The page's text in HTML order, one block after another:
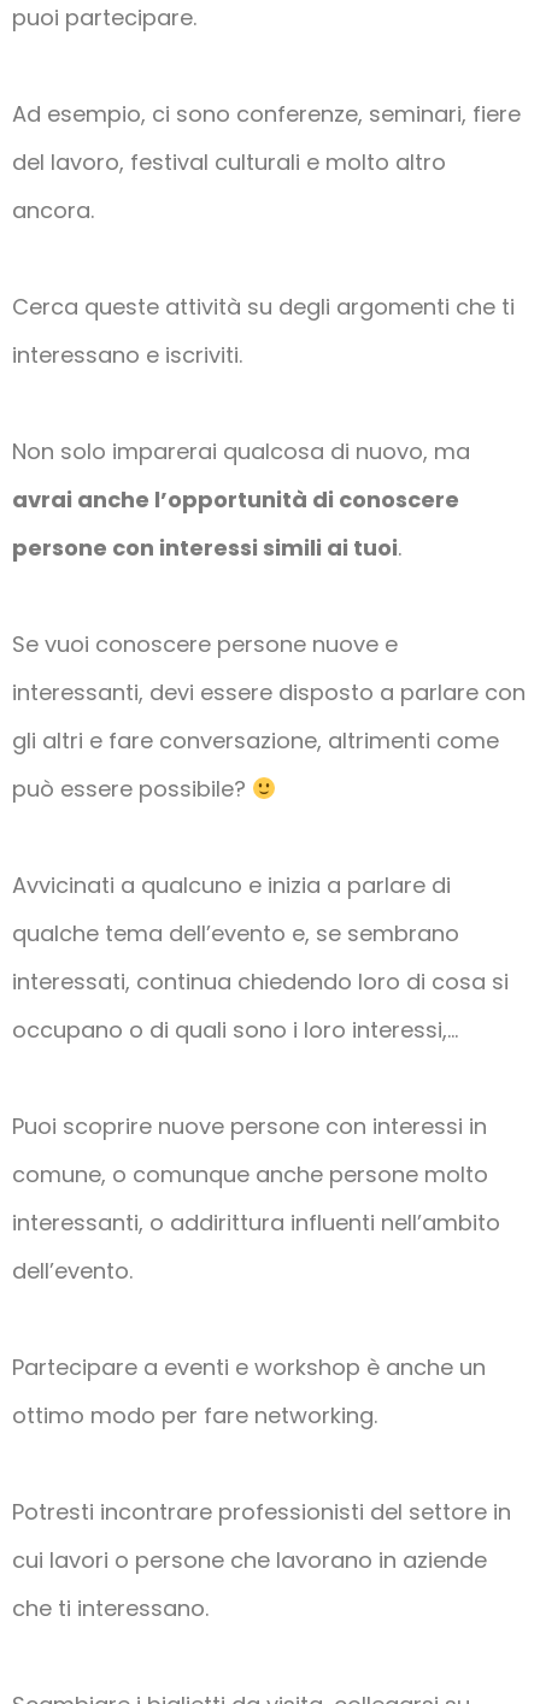
puoi partecipare.
Ad esempio, ci sono conferenze, seminari, fiere
del lavoro, festival culturali e molto altro
ancora.
Cerca queste attività su degli argomenti che ti
interessano e iscriviti.
Non solo imparerai qualcosa di nuovo, ma
avrai anche l’opportunità di conoscere
persone con interessi simili ai tuoi.
Se vuoi conoscere persone nuove e
interessanti, devi essere disposto a parlare con
gli altri e fare conversazione, altrimenti come
può essere possibile?
Avvicinati a qualcuno e inizia a parlare di
qualche tema dell’evento e, se sembrano
interessati, continua chiedendo loro di cosa si
occupano o di quali sono i loro interessi,…
Puoi scoprire nuove persone con interessi in
comune, o comunque anche persone molto
interessanti, o addirittura influenti nell’ambito
dell’evento.
Partecipare a eventi e workshop è anche un
ottimo modo per fare networking.
Potresti incontrare professionisti del settore in
cui lavori o persone che lavorano in aziende
che ti interessano.